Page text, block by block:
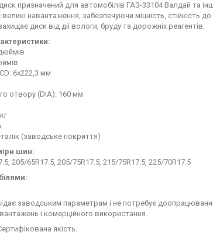
призначений для автомобілів ГАЗ-33104 Валдай та
навантаження, забезпечуючи міцність, стійкість
диск від дії вологи, бруду та дорожніх реагентів.
6x222,3 мм
отвору (DIA): 160 мм
(заводське покриття)
шин:
205/65R17.5, 205/75R17.5, 215/75R17.5, 225/70R17.5
заводським параметрам і не потребує
і комерційного використання.
якість.